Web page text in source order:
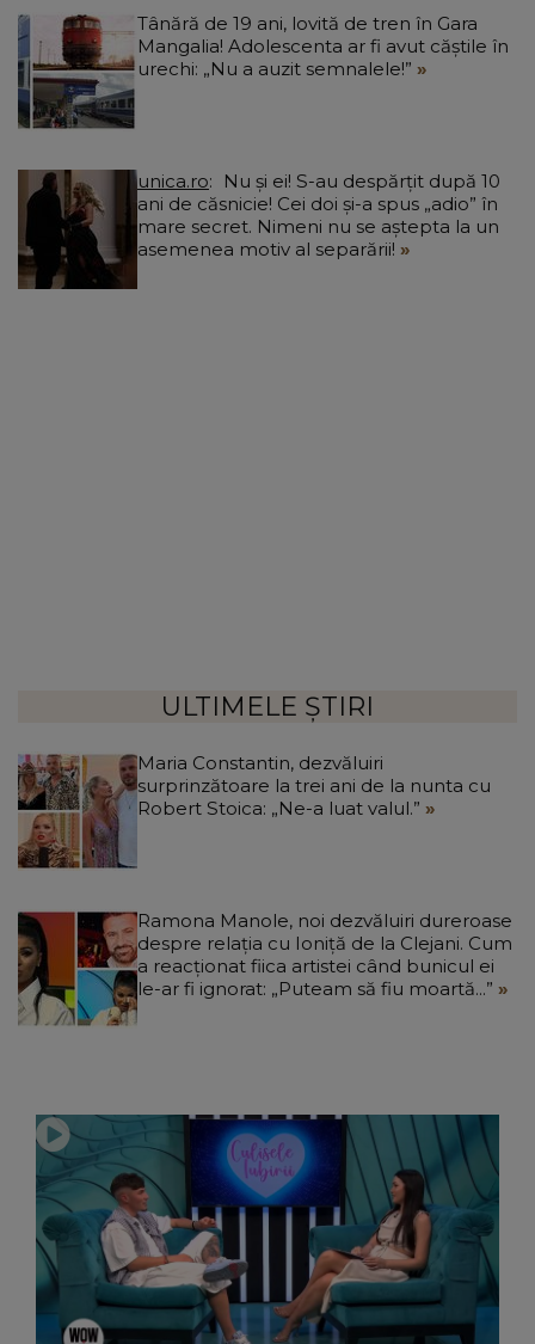
Tânără de 19 ani, lovită de tren în Gara
Mangalia! Adolescenta ar fi avut căștile în
urechi: „Nu a auzit semnalele!”
unica.ro
ani de căsnicie! Cei doi și-a spus „adio” în
mare secret. Nimeni nu se aștepta la un
asemenea motiv al separării!
ULTIMELE ȘTIRI
Maria Constantin, dezvăluiri
surprinzătoare la trei ani de la nunta cu
Robert Stoica: „Ne-a luat valul.”
Ramona Manole, noi dezvăluiri dureroase
despre relația cu Ioniță de la Clejani. Cum
a reacționat fiica artistei când bunicul ei
le-ar fi ignorat: „Puteam să fiu moartă...”